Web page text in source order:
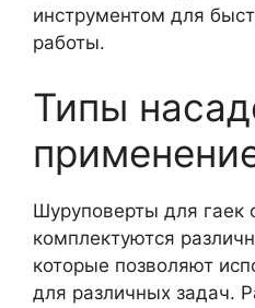
инструментом для
работы.
Типы
Шуруповерты для гаек
комплектуются
которые позволяют
для различных задач.